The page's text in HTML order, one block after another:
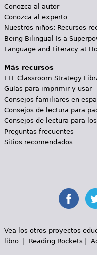
Conozca al autor
Conozca al experto
Nuestros niños: Recursos
Being Bilingual Is a
Language and Literacy at
Más recursos
ELL Classroom Strategy
Guías para imprimir y usar
Consejos familiares en
Consejos de lectura para
Consejos de lectura para
Preguntas frecuentes
Sitios recomendados
Vea los otros proyectos
libro| Reading Rockets